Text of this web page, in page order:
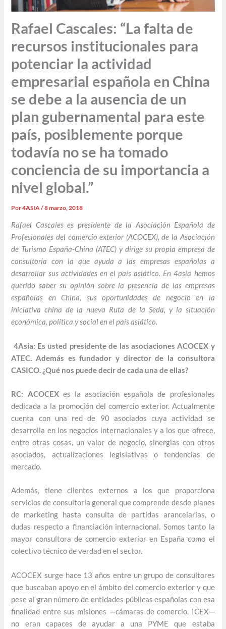
Rafael Cascales: “La falta de
recursos institucionales para
potenciar la actividad
empresarial española en China
se debe a la ausencia de un
plan gubernamental para este
país, posiblemente porque
todavía no se ha tomado
conciencia de su importancia a
nivel global.”
Por4ASIA/8 marzo, 2018
Rafael Cascales es presidente de la Asociación Española de
Profesionales del comercio exterior (ACOCEX), de la Asociación
de Turismo España-China (ATEC) y dirige su propia empresa de
consultoría con la que ayuda a las empresas españolas a
desarrollar sus actividades en el país asiático. En 4asia hemos
querido saber su opinión sobre la presencia de las empresas
españolas en China, sus oportunidades de negocio en la
iniciativa china de la nueva Ruta de la Seda, y la situación
económica, política y social en el país asiático.
4Asia: Es usted presidente de las asociaciones ACOCEX y
ATEC. Además es fundador y director de la consultora
CASICO. ¿Qué nos puede decir de cada una de ellas?
RC: ACOCEXes la asociación española de profesionales
dedicada a la promoción del comercio exterior. Actualmente
cuenta con una red de 90 asociados cuya actividad se
desarrolla en los negocios internacionales y a los que ofrece,
entre otras cosas, un valor de negocio, sinergias con otros
asociados, actualizaciones legislativas o tendencias de
mercado.
Además, tiene clientes externos a los que proporciona
servicios de consultoría general que comprende desde planes
de marketing hasta consulta de partidas arancelarias, o
dudas respecto a financiación internacional. Somos tanto la
mayor consultora de comercio exterior en España como el
colectivo técnico de verdad en el sector.
ACOCEX surge hace 13 años entre un grupo de consultores
que buscaban apoyo en el ámbito del comercio exterior y que
pese al gran número de entidades públicas españolas con esa
finalidad entre sus misiones —cámaras de comercio, ICEX—
no eran capaces de ayudar a una PYME que estaba